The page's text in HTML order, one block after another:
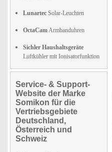
Lunartec Solar-Leuchten
OctaCamArmbanduhren
Sichler Haushaltsgeräte
Luftkühler mit Ionisatorfunktion
Service- & Support-
Website der Marke
Somikon für die
Vertriebsgebiete
Deutschland,
Österreich und
Schweiz